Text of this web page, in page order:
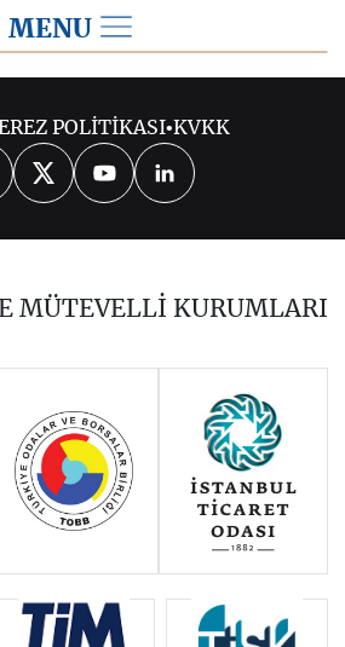
MENU
2025 2024
2022 2021
POLİTİKASI•KVKK
MÜTEVELLİ KURUMLARI